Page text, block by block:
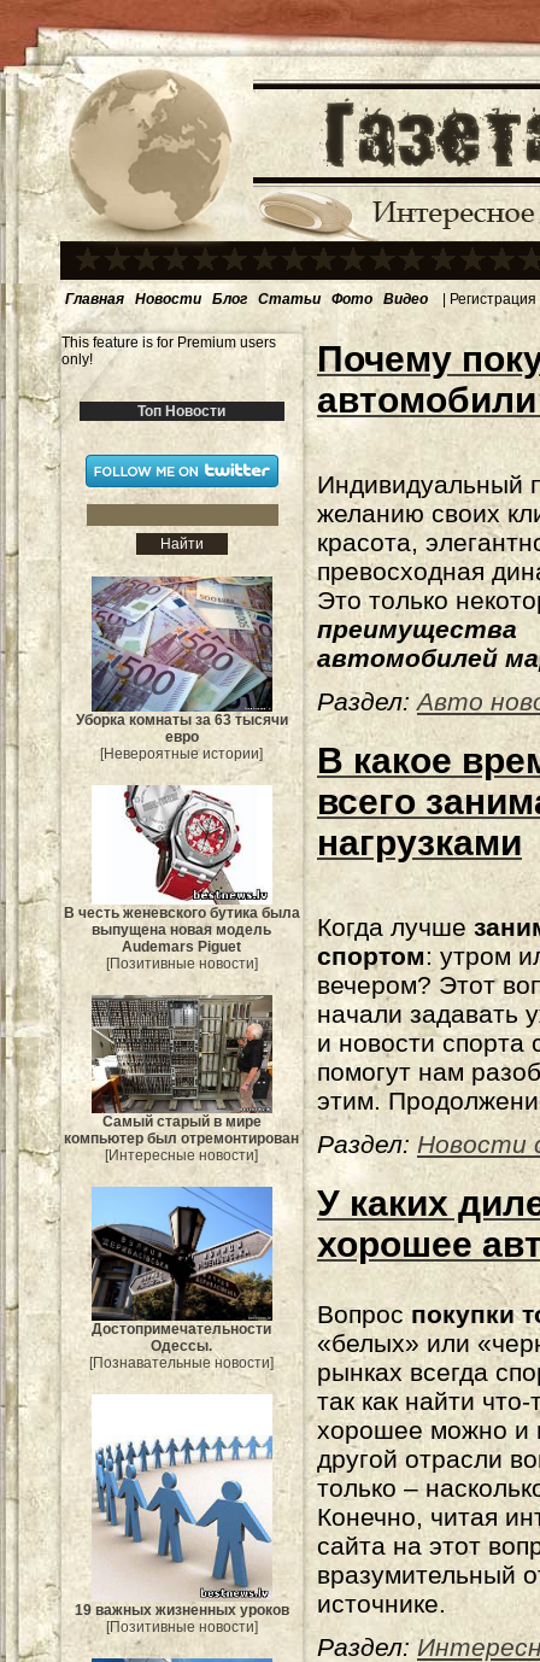
Главная Новости Блог Статьи Фото Видео | Регистрация
This feature is for Premium users
only!
Топ Новости
Уборка комнаты за 63 тысячи
евро
[Невероятные истории]
В честь женевского бутика была
выпущена новая модель
Audemars Piguet
[Позитивные новости]
Самый старый в мире
компьютер был отремонтирован
[Интересные новости]
Достопримечательности
Одессы.
[Познавательные новости]
19 важных жизненных уроков
[Позитивные новости]
Почему
Индивидуальный
желанию своих
красота,
превосходная
Это только
преимущества
автомобилей
Раздел: Авто
В какое
всего
нагрузками
Когда лучше
спортом: утром
вечером? Этот
начали задавать
и новости спорта
помогут нам
этим.
Раздел: Новости
У каких
хорошее
Вопрос покупки
«белых» или
рынках всегда
так как найти что-
хорошее можно и
другой отрасли
только –
Конечно, читая
сайта на этот
вразумительный
источнике.
Раздел: